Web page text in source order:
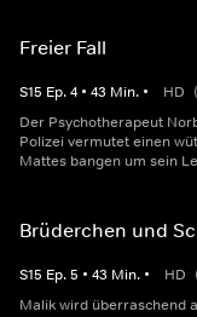
Freier Fall
S15 Ep.4 • 43 Min. • HD
Der Psychotherapeut
Polizei vermutet einen
Mattes bangen um sein
Brüderchen und
S15 Ep.5 • 43 Min. • HD
Malik wird überraschend